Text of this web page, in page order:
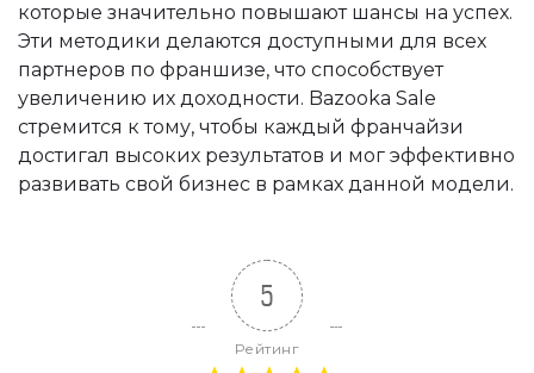
которые значительно повышают шансы на успех.
Эти методики делаются доступными для всех
партнеров по франшизе, что способствует
увеличению их доходности. Bazooka Sale
стремится к тому, чтобы каждый франчайзи
достигал высоких результатов и мог эффективно
развивать свой бизнес в рамках данной модели.
5
Рейтинг